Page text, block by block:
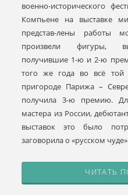
военно-исторического
Компьене на выставке
представ-лены работы
произвели фигуры,
получившие 1-ю и 2-ю
того же года во всё
пригороде Парижа –
получила 3-ю премию.
мастера из России,
выставок это было
заговорила о «русском чуде»
ЧИТАТЬ